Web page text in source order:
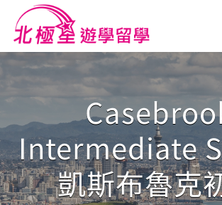
Intermediate
凱斯布魯克